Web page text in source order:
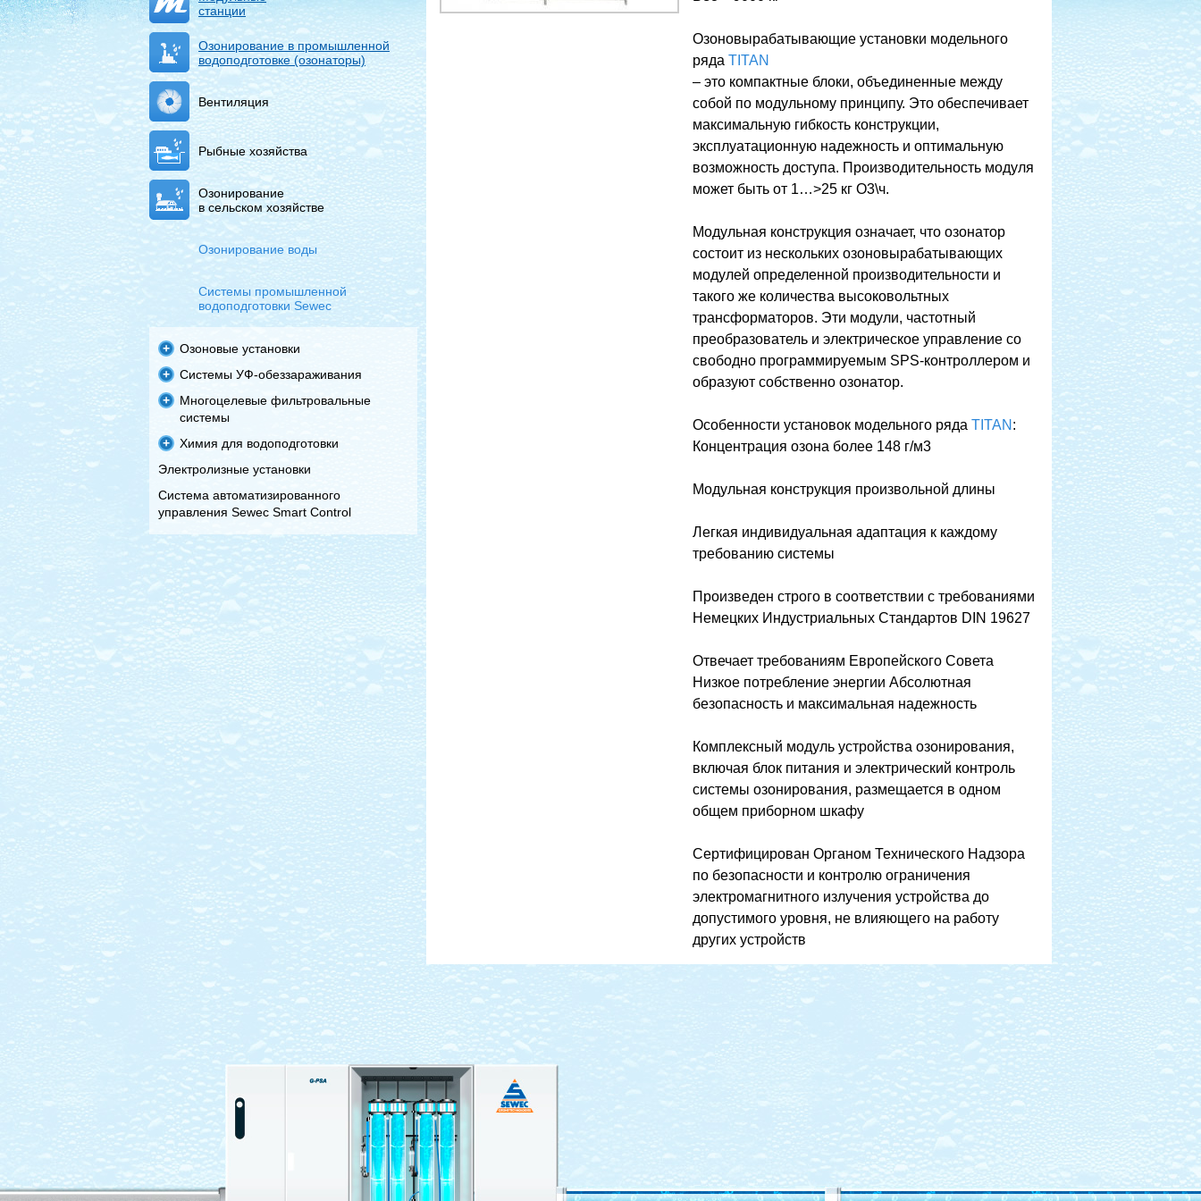
станции
Озонирование в промышленной
водоподготовке (озонаторы)
Вентиляция
Рыбные хозяйства
Озонирование
в сельском хозяйстве
Озонирование воды
Системы промышленной
водоподготовки Sewec
Озоновые установки
Системы УФ-обеззараживания
Многоцелевые фильтровальные
системы
Химия для водоподготовки
Электролизные установки
Система автоматизированного
управления Sewec Smart Control
Озоновырабатывающие установки модельного
ряда TITAN
– это компактные блоки, объединенные между
собой по модульному принципу. Это обеспечивает
максимальную гибкость конструкции,
эксплуатационную надежность и оптимальную
возможность доступа. Производительность модуля
может быть от 1…>25 кг О3\ч.
Модульная конструкция означает, что озонатор
состоит из нескольких озоновырабатывающих
модулей определенной производительности и
такого же количества высоковольтных
трансформаторов. Эти модули, частотный
преобразователь и электрическое управление со
свободно программируемым SPS-контроллером и
образуют собственно озонатор.
Особенности установок модельного ряда TITAN :
Концентрация озона более 148 г/м3
Модульная конструкция произвольной длины
Легкая индивидуальная адаптация к каждому
требованию системы
Произведен строго в соответствии с требованиями
Немецких Индустриальных Стандартов DIN 19627
Отвечает требованиям Европейского Совета
Низкое потребление энергии Абсолютная
безопасность и максимальная надежность
Комплексный модуль устройства озонирования,
включая блок питания и электрический контроль
системы озонирования, размещается в одном
общем приборном шкафу
Сертифицирован Органом Технического Надзора
по безопасности и контролю ограничения
электромагнитного излучения устройства до
допустимого уровня, не влияющего на работу
других устройств